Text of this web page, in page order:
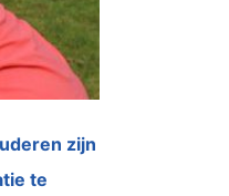
zijn
te